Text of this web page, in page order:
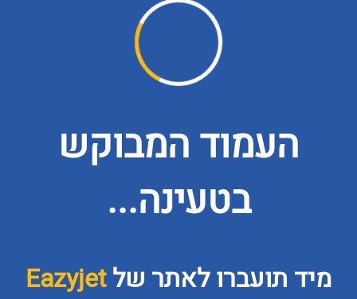
העמוד המבוקש
בטעינה...
מיד תועברו לאתר שלEazyjet